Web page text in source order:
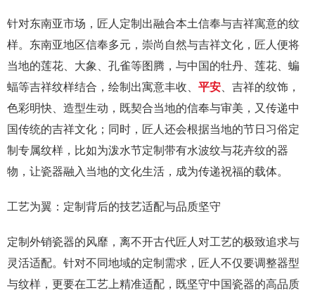
针对东南亚市场，匠人定制出融合本土信奉与吉祥寓意的纹
样。东南亚地区信奉多元，崇尚自然与吉祥文化，匠人便将
当地的莲花、大象、孔雀等图腾，与中国的牡丹、莲花、蝙
蝠等吉祥纹样结合，绘制出寓意丰收、 平安 、吉祥的纹饰，
色彩明快、造型生动，既契合当地的信奉与审美，又传递中
国传统的吉祥文化；同时，匠人还会根据当地的节日习俗定
制专属纹样，比如为泼水节定制带有水波纹与花卉纹的器
物，让瓷器融入当地的文化生活，成为传递祝福的载体。
工艺为翼：定制背后的技艺适配与品质坚守
定制外销瓷器的风靡，离不开古代匠人对工艺的极致追求与
灵活适配。针对不同地域的定制需求，匠人不仅要调整器型
与纹样，更要在工艺上精准适配，既坚守中国瓷器的高品质